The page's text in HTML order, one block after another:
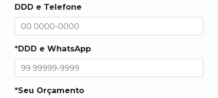
DDD e Telefone
*DDD e WhatsApp
*Seu Orçamento